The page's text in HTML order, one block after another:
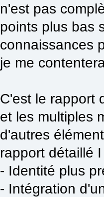
n'est pas
points plus bas
connaissances
je me
C'est le rapport
et les multiples
d'autres
rapport détaillé
- Identité plus
- Intégration